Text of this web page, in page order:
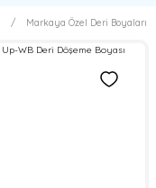
Markaya Özel Deri Boyaları